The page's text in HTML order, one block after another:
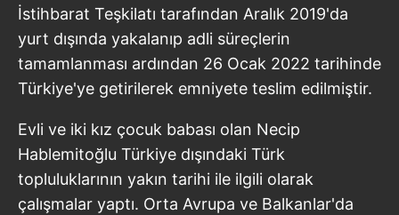
Çerezlere ilişkin tercihlerinizi aşağıda yer alan panel
vasıtasıyla belirleyebilirsiniz. Çerezlere ilişkin detaylı bilgi
için Ayarlar butonuna tıklayabilir,Çerez Bilgilendirme
Metnimiziziyaret edebilirsiniz.
6698 sayılı Kişisel Verilerin Korunması Kanunu uyarınca
hazırlanmış Aydınlatma Metnimizi okumak ve sitemizde
ilgili mevzuata uygun olarak kullanılan çerezlerle ilgili bilgi
almak için lütfen
tıklayınız
İstihbarat Teşkilatı tarafından Aralık 2019'da
yurt dışında yakalanıp adli süreçlerin
tamamlanması ardından 26 Ocak 2022 tarihinde
Türkiye'ye getirilerek emniyete teslim edilmiştir.
Evli ve iki kız çocuk babası olan Necip
Hablemitoğlu Türkiye dışındaki Türk
topluluklarının yakın tarihi ile ilgili olarak
çalışmalar yaptı. Orta Avrupa ve Balkanlar'da